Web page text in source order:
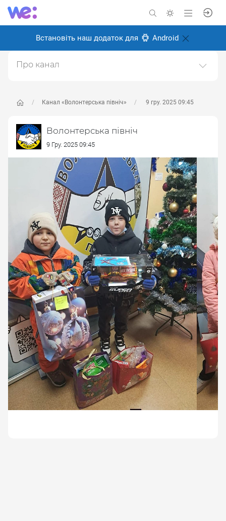
Встановіть наш додаток для Android
Канал «Волонтерська північ» 9 гру. 2025 09:45
Волонтерська північ
9 Гру. 2025 09:45
Про канал
руки допомоги до тих, хто зазнав випробувань в
тому, щоб надати військовим та цивільним
необхідну підтри
Відповідальні:Олексій Іванченков